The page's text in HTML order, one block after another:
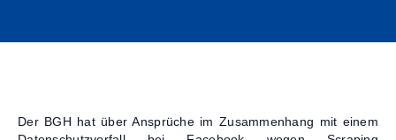
Steuerberatung
Der BGH hat über Ansprüche im Zusammenhang mit einem